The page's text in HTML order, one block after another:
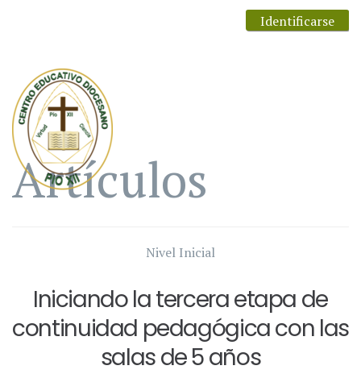
Identificarse
Artículos
Nivel Inicial
Iniciando la tercera etapa de
continuidad pedagógica con las
salas de 5 años